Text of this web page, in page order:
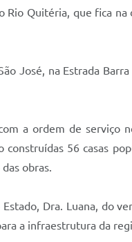
Quitéria, que fica na
José, na Estrada
a ordem de serviço
56 casas
obras.
Dra. Luana, do
a infraestrutura da